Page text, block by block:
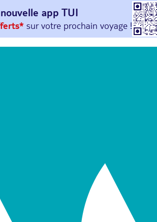
app TUI
sur votreprochain